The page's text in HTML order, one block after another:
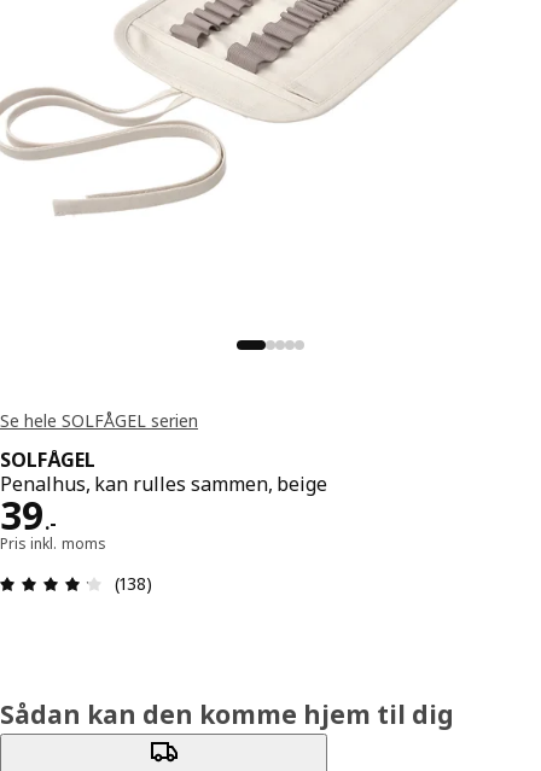
Se hele SOLFÅGEL serien
SOLFÅGEL
Penalhus, kan rulles sammen, beige
39.-
Pris 39.-
Pris inkl. moms
Anmeldelse: 4.2 Ud af 5 Stjerner. Anmeldelser i
(138)
Sådan kan den komme hjem til dig